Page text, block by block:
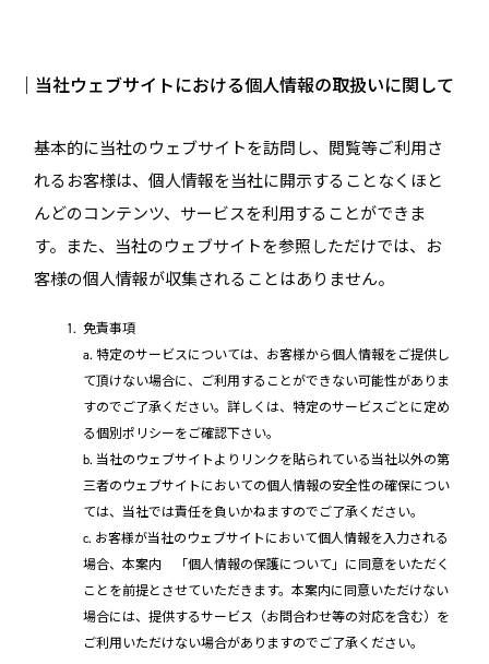
｜当社ウェブサイトにおける個人情報の取扱いに関して
基本的に当社のウェブサイトを訪問し、閲覧等ご利用さ
れるお客様は、個人情報を当社に開示することなくほと
んどのコンテンツ、サービスを利用することができま
す。また、当社のウェブサイトを参照しただけでは、お
客様の個人情報が収集されることはありません。
免責事項
a. 特定のサービスについては、お客様から個人情報をご提供し
て頂けない場合に、ご利用することができない可能性がありま
すのでご了承ください。詳しくは、特定のサービスごとに定め
る個別ポリシーをご確認下さい。
b. 当社のウェブサイトよりリンクを貼られている当社以外の第
三者のウェブサイトにおいての個人情報の安全性の確保につい
ては、当社では責任を負いかねますのでご了承ください。
c. お客様が当社のウェブサイトにおいて個人情報を入力される
場合、本案内 「個人情報の保護について」に同意をいただく
ことを前提とさせていただきます。本案内に同意いただけない
場合には、提供するサービス（お問合わせ等の対応を含む）を
ご利用いただけない場合がありますのでご了承ください。